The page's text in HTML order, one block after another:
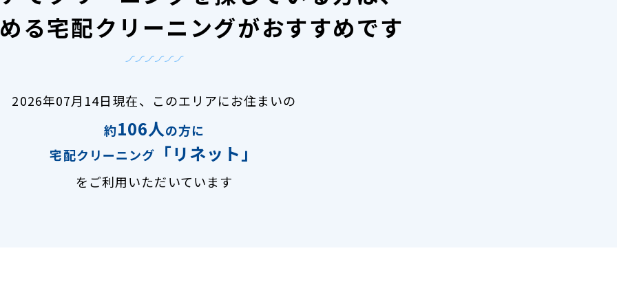
る宅配クリーニングがおすすめです
2026年07月14日現在、
このエリアにお住まいの
約106人の方に
宅配クリーニング
「リネット」
をご利用いただいています